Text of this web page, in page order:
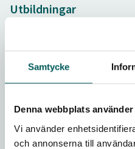
Samtycke
Denna webbplats
Vi använder
och annonserna till
Utbildningar
Om våra utbildningar
E-learningkurser